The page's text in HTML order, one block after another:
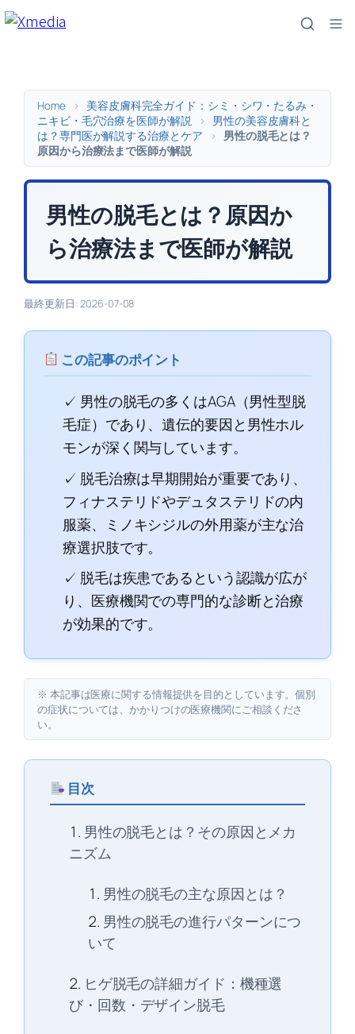
内
Home >
美容皮膚科完全ガイド：シミ・シワ・たるみ・
ニキビ・毛穴治療を医師が解説
>
男性の美容皮膚科と
は？専門医が解説する治療とケア
>
男性の脱毛とは？
原因から治療法まで医師が解説
男性の脱毛とは？原因か
ら治療法まで医師が解説
最終更新日: 2026-07-08
この記事のポイント
✓ 男性の脱毛の多くはAGA（男性型脱
毛症）であり、遺伝的要因と男性ホル
モンが深く関与しています。
✓ 脱毛治療は早期開始が重要であり、
フィナステリドやデュタステリドの内
服薬、ミノキシジルの外用薬が主な治
療選択肢です。
✓ 脱毛は疾患であるという認識が広が
り、医療機関での専門的な診断と治療
が効果的です。
※ 本記事は医療に関する情報提供を目的としています。個別
の症状については、かかりつけの医療機関にご相談くださ
い。
目次
男性の脱毛とは？その原因とメカ
ニズム
男性の脱毛の主な原因とは？
男性の脱毛の進行パターンにつ
いて
ヒゲ脱毛の詳細ガイド：機種選
び・回数・デザイン脱毛